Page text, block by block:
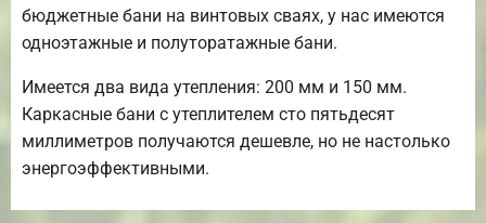
бюджетные бани на винтовых сваях, у нас имеются
одноэтажные и полуторатажные бани.
Имеется два вида утепления: 200 мм и 150 мм.
Каркасные бани с утеплителем сто пятьдесят
миллиметров получаются дешевле, но не настолько
энергоэффективными.